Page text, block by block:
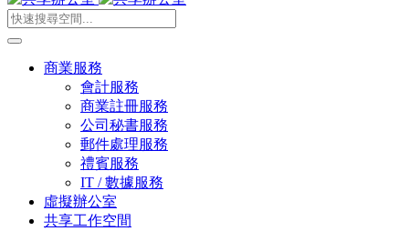
商業服務
會計服務
商業註冊服務
公司秘書服務
郵件處理服務
禮賓服務
IT / 數據服務
虛擬辦公室
共享工作空間